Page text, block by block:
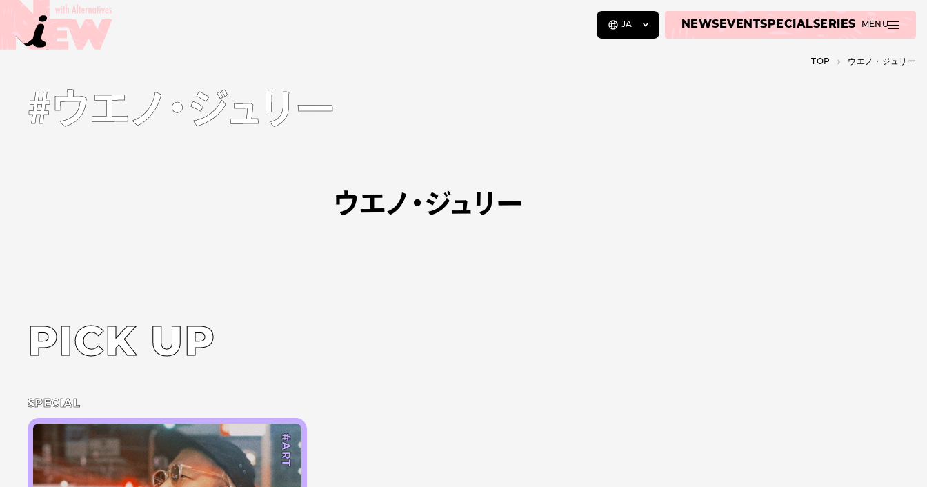
JA NEWS EVENTSPECIALSERIES MENU
TOP ウエノ・ジュリー
#ウエノ・ジュリー
ウエノ・ジュリー
PICK UP
SPECIAL
#ART